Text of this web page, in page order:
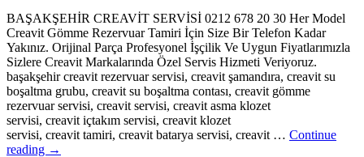
BAŞAKŞEHİR CREAVİT SERVİSİ 0212 678 20 30 Her Model
Creavit Gömme Rezervuar Tamiri İçin Size Bir Telefon Kadar
Yakınız. Orijinal Parça Profesyonel İşçilik Ve Uygun Fiyatlarımızla
Sizlere Creavit Markalarında Özel Servis Hizmeti Veriyoruz.
başakşehir creavit rezervuar servisi, creavit şamandıra, creavit su
boşaltma grubu, creavit su boşaltma contası, creavit gömme
rezervuar servisi, creavit servisi, creavit asma klozet
servisi, creavit içtakım servisi, creavit klozet
servisi, creavit tamiri, creavit batarya servisi, creavit … Continue
reading CREAVİT
→